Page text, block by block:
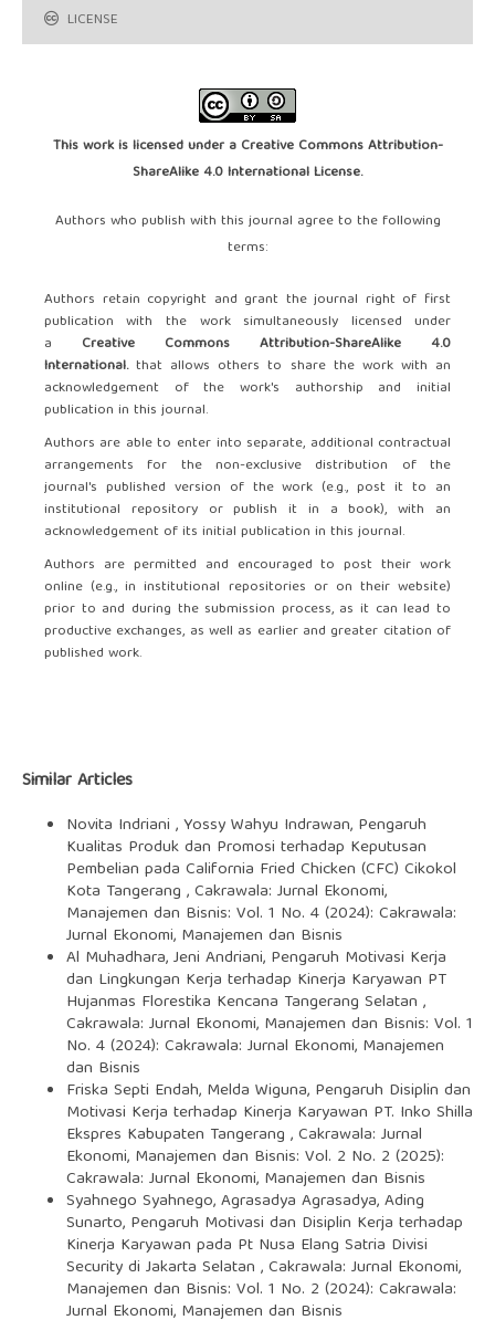
LICENSE
This work is licensed under a Creative Commons Attribution-
ShareAlike 4.0 International License.
Authors who publish with this journal agree to the following
terms:
Authors retain copyright and grant the journal right of first
publication with the work simultaneously licensed under
a Creative Commons Attribution-ShareAlike 4.0
International.that allows others to share the work with an
acknowledgement of the work's authorship and initial
publication in this journal.
Authors are able to enter into separate, additional contractual
arrangements for the non-exclusive distribution of the
journal's published version of the work (e.g., post it to an
institutional repository or publish it in a book), with an
acknowledgement of its initial publication in this journal.
Authors are permitted and encouraged to post their work
online (e.g., in institutional repositories or on their website)
prior to and during the submission process, as it can lead to
productive exchanges, as well as earlier and greater citation of
published work.
Similar Articles
Novita Indriani , Yossy Wahyu Indrawan, Pengaruh
Kualitas Produk dan Promosi terhadap Keputusan
Pembelian pada California Fried Chicken (CFC) Cikokol
Kota Tangerang ,Cakrawala: Jurnal Ekonomi,
Manajemen dan Bisnis: Vol. 1 No. 4 (2024): Cakrawala:
Jurnal Ekonomi, Manajemen dan Bisnis
Al Muhadhara, Jeni Andriani, Pengaruh Motivasi Kerja
dan Lingkungan Kerja terhadap Kinerja Karyawan PT
Hujanmas Florestika Kencana Tangerang Selatan ,
Cakrawala: Jurnal Ekonomi, Manajemen dan Bisnis: Vol. 1
No. 4 (2024): Cakrawala: Jurnal Ekonomi, Manajemen
dan Bisnis
Friska Septi Endah, Melda Wiguna, Pengaruh Disiplin dan
Motivasi Kerja terhadap Kinerja Karyawan PT. Inko Shilla
Ekspres Kabupaten Tangerang ,Cakrawala: Jurnal
Ekonomi, Manajemen dan Bisnis: Vol. 2 No. 2 (2025):
Cakrawala: Jurnal Ekonomi, Manajemen dan Bisnis
Syahnego Syahnego, Agrasadya Agrasadya, Ading
Sunarto, Pengaruh Motivasi dan Disiplin Kerja terhadap
Kinerja Karyawan pada Pt Nusa Elang Satria Divisi
Security di Jakarta Selatan ,Cakrawala: Jurnal Ekonomi,
Manajemen dan Bisnis: Vol. 1 No. 2 (2024): Cakrawala:
Jurnal Ekonomi, Manajemen dan Bisnis